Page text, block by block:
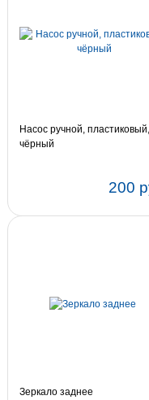
Насос ручной, пластиковый,
чёрный
200
Зеркало заднее